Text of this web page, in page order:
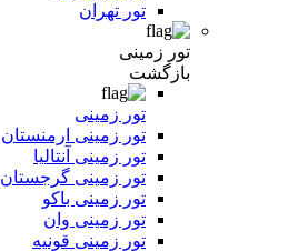
تور تهران
تور زمینی
بازگشت
تور زمینی
تور زمینی ارمنستان
تور زمینی آنتالیا
تور زمینی گرجستان
تور زمینی باکو
تور زمینی وان
تور زمینی قونیه